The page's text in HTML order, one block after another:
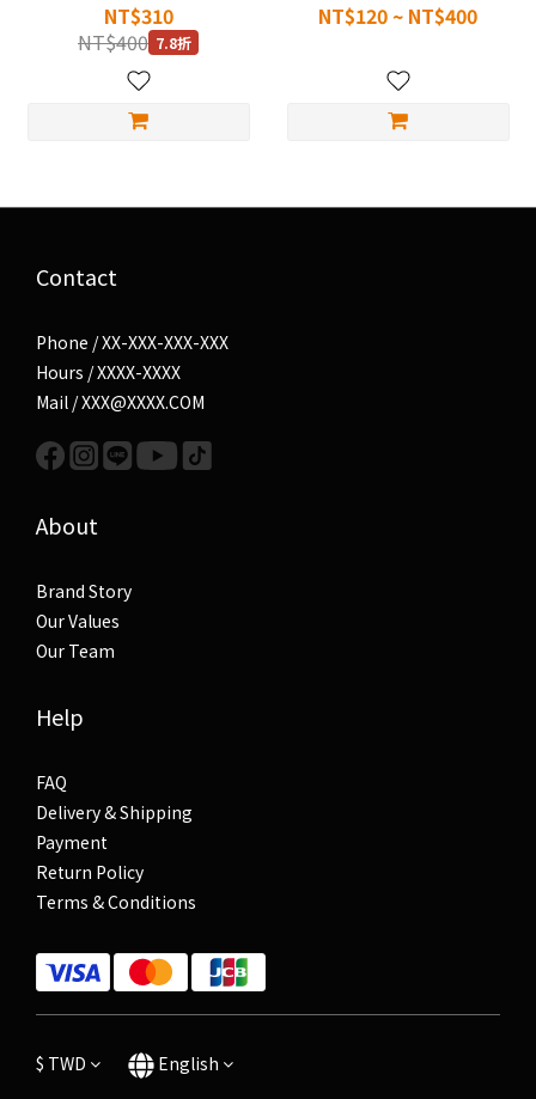
NT$310
NT$400 7.8折
NT$120 ~ NT$400
Contact
Phone / XX-XXX-XXX-XXX
Hours / XXXX-XXXX
Mail / XXX@XXXX.COM
About
Brand Story
Our Values
Our Team
Help
FAQ
Delivery & Shipping
Payment
Return Policy
Terms & Conditions
$ TWD English